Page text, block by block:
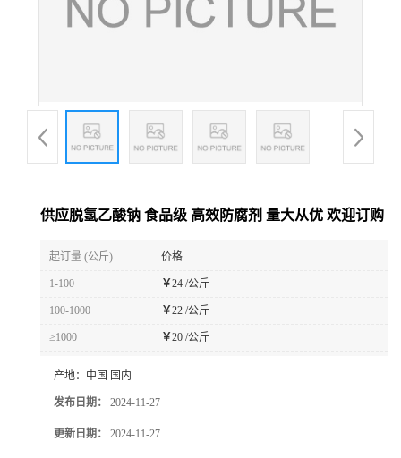
供应脱氢乙酸钠 食品级 高效防腐剂 量大从优 欢迎订购
起订量 (公斤) 价格
1-100 ￥24 /公斤
100-1000 ￥22 /公斤
≥1000 ￥20 /公斤
产地： 中国 国内
发布日期： 2024-11-27
更新日期： 2024-11-27